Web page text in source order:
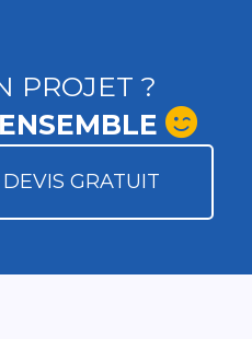
PROJET ?
GRATUIT